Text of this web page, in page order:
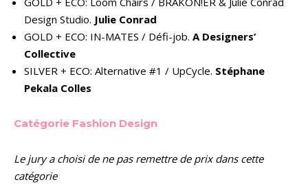
Design Studio. Julie Conrad
GOLD + ECO: IN-MATES / Défi-job. A Designers’
Collective
SILVER + ECO: Alternative #1 / UpCycle. Stéphane
Pekala Colles
Catégorie Fashion Design
Le jury a choisi de ne pas remettre de prix dans cette
catégorie